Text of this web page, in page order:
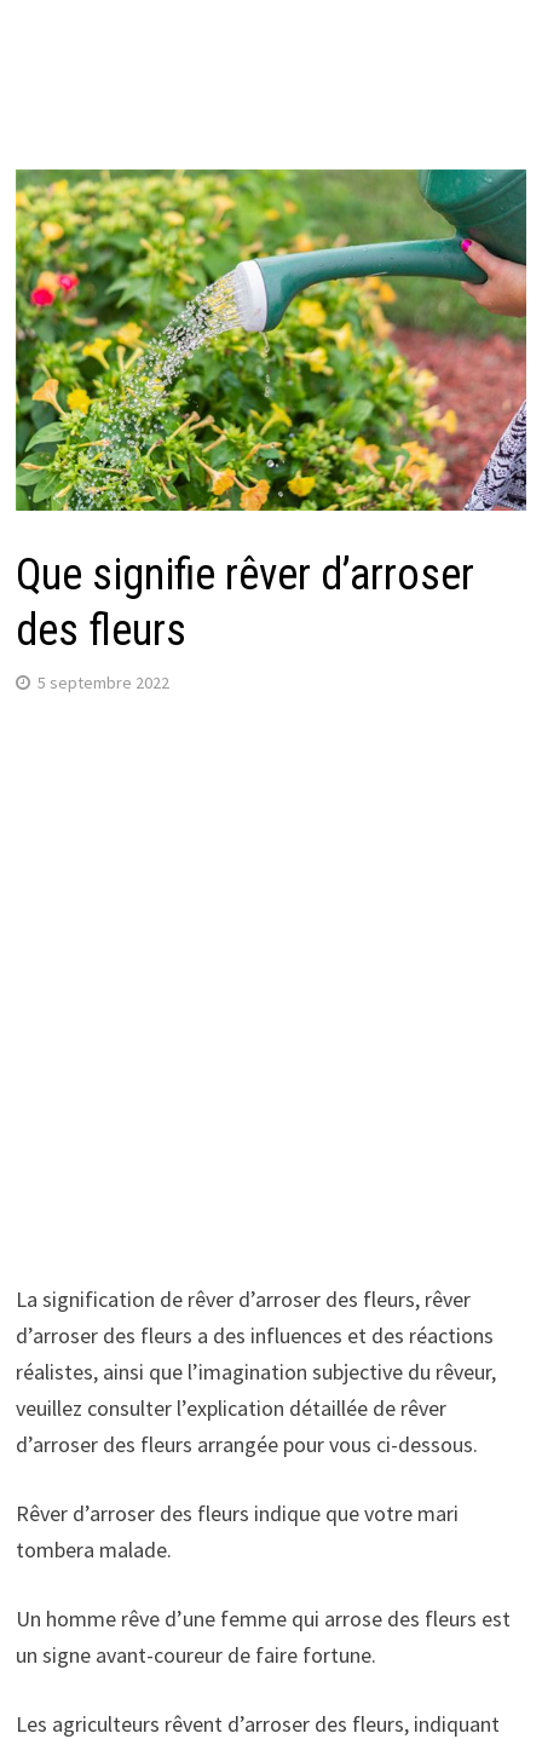
Que signifie rêver d’arroser
des fleurs
5 septembre 2022
La signification de rêver d’arroser des fleurs, rêver
d’arroser des fleurs a des influences et des réactions
réalistes, ainsi que l’imagination subjective du rêveur,
veuillez consulter l’explication détaillée de rêver
d’arroser des fleurs arrangée pour vous ci-dessous.
Rêver d’arroser des fleurs indique que votre mari
tombera malade.
Un homme rêve d’une femme qui arrose des fleurs est
un signe avant-coureur de faire fortune.
Les agriculteurs rêvent d’arroser des fleurs, indiquant